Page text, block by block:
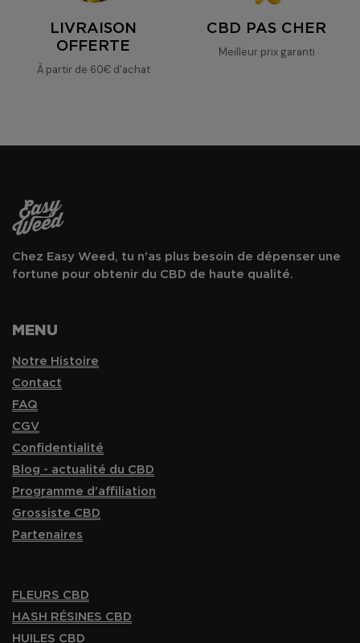
LIVRAISON
OFFERTE
À partir de 60€ d'achat
CBD PAS CHER
Meilleur prix garanti
Chez Easy Weed, tu n'as plus besoin de dépenser une
fortune pour obtenir du CBD de haute qualité.
MENU
Notre Histoire
Contact
FAQ
CGV
Confidentialité
Blog - actualité du CBD
Programme d'affiliation
Grossiste CBD
Partenaires
FLEURS CBD
HASH RÉSINES CBD
HUILES CBD